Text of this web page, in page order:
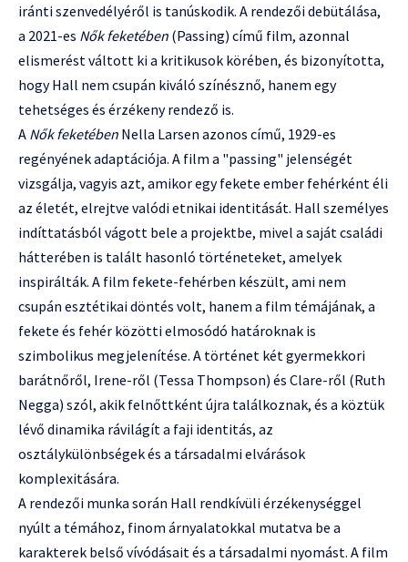
iránti szenvedélyéről is tanúskodik. A rendezői debütálása,
a 2021-es Nők feketében (Passing) című film, azonnal
elismerést váltott ki a kritikusok körében, és bizonyította,
hogy Hall nem csupán kiváló színésznő, hanem egy
tehetséges és érzékeny rendező is.
A Nők feketében Nella Larsen azonos című, 1929-es
regényének adaptációja. A film a "passing" jelenségét
vizsgálja, vagyis azt, amikor egy fekete ember fehérként éli
az életét, elrejtve valódi etnikai identitását. Hall személyes
indíttatásból vágott bele a projektbe, mivel a saját családi
hátterében is talált hasonló történeteket, amelyek
inspirálták. A film fekete-fehérben készült, ami nem
csupán esztétikai döntés volt, hanem a film témájának, a
fekete és fehér közötti elmosódó határoknak is
szimbolikus megjelenítése. A történet két gyermekkori
barátnőről, Irene-ről (Tessa Thompson) és Clare-ről (Ruth
Negga) szól, akik felnőttként újra találkoznak, és a köztük
lévő dinamika rávilágít a faji identitás, az
osztálykülönbségek és a társadalmi elvárások
komplexitására.
A rendezői munka során Hall rendkívüli érzékenységgel
nyúlt a témához, finom árnyalatokkal mutatva be a
karakterek belső vívódásait és a társadalmi nyomást. A film